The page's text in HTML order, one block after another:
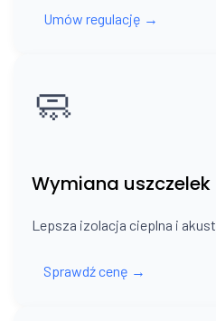
Umów regulację →
🧼
Wymiana uszczelek
Lepsza izolacja cieplna i
Sprawdź cenę →